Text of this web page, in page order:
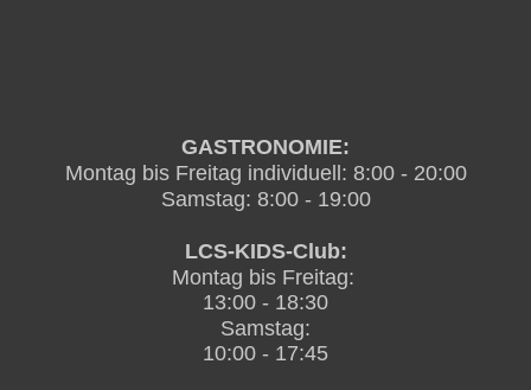
GASTRONOMIE:
Montag bis Freitag individuell: 8:00 - 20:00
Samstag: 8:00 - 19:00
LCS-KIDS-Club:
Montag bis Freitag:
13:00 - 18:30
Samstag:
10:00 - 17:45